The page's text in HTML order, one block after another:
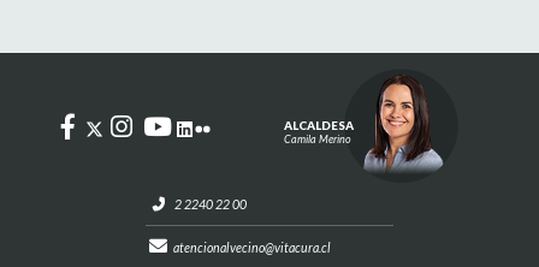
2 2240 22 00
atencionalvecino@vitacura.cl
ALCALDESA
Camila Merino